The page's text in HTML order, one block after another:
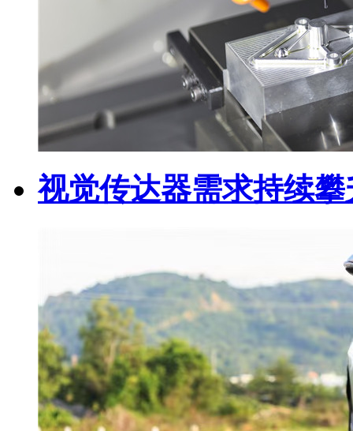
视觉传达器需求持续